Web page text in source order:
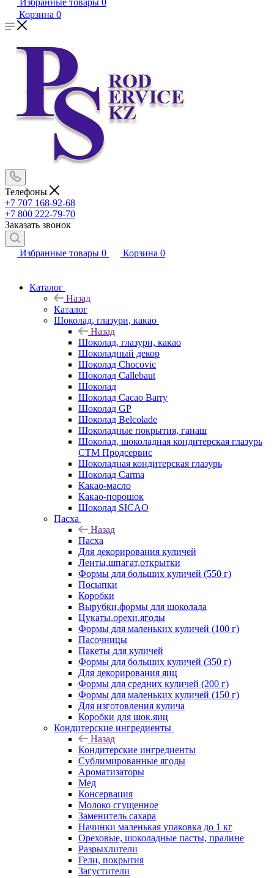
Избранные товары 0
Корзина 0
Телефоны
+7 707 168-92-68
+7 800 222-79-70
Заказать звонок
Избранные товары 0 Корзина 0
Каталог
Назад
Каталог
Шоколад, глазури, какао
Назад
Шоколад, глазури, какао
Шоколадный декор
Шоколад Chocovic
Шоколад Callebaut
Шоколад
Шоколад Cacao Barry
Шоколад GP
Шоколад Belcolade
Шоколадные покрытия, ганаш
Шоколад, шоколадная кондитерская глазурь
СТМ Продсервис
Шоколадная кондитерская глазурь
Шоколад Carma
Какао-масло
Какао-порошок
Шоколад SICAO
Пасха
Назад
Пасха
Для декорирования куличей
Ленты,шпагат,открытки
Формы для больших куличей (550 г)
Посыпки
Коробки
Вырубки,формы для шоколада
Цукаты,орехи,ягоды
Формы для маленьких куличей (100 г)
Пасочницы
Пакеты для куличей
Формы для больших куличей (350 г)
Для декорирования яиц
Формы для средних куличей (200 г)
Формы для маленьких куличей (150 г)
Для изготовления кулича
Коробки для шок.яиц
Кондитерские ингредиенты
Назад
Кондитерские ингредиенты
Сублимированные ягоды
Ароматизаторы
Мед
Консервация
Молоко сгущенное
Заменитель сахара
Начинки маленькая упаковка до 1 кг
Ореховые, шоколадные пасты, пралине
Разрыхлители
Гели, покрытия
Загустители